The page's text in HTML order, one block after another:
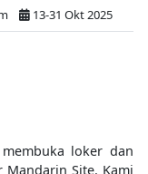
13-31 Okt 2025
loker dan
Site. Kami